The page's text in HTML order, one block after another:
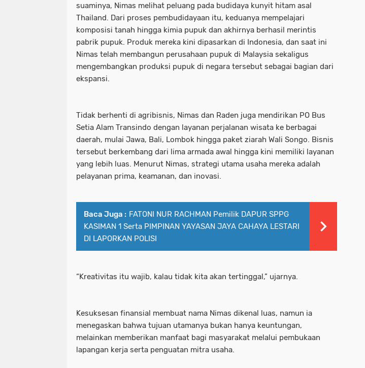
suaminya, Nimas melihat peluang pada budidaya kunyit hitam asal
Thailand. Dari proses pembudidayaan itu, keduanya mempelajari
komposisi tanah hingga kimia pupuk dan akhirnya berhasil merintis
pabrik pupuk. Produk mereka kini dipasarkan di Indonesia, dan saat ini
Nimas telah membangun perusahaan pupuk di Malaysia sekaligus
mengembangkan produksi pupuk di negara tersebut sebagai bagian dari
ekspansi.
Tidak berhenti di agribisnis, Nimas dan Raden juga mendirikan PO Bus
Setia Alam Transindo dengan layanan perjalanan wisata ke berbagai
daerah, mulai Jawa, Bali, Lombok hingga paket ziarah Wali Songo. Bisnis
tersebut berkembang dari lima armada awal hingga kini memiliki layanan
yang lebih luas. Menurut Nimas, strategi utama usaha mereka adalah
pelayanan prima, keamanan, dan inovasi.
Baca Juga : FATONI NUR RACHMAN Pemilik DAPUR SPPG
KASIMAN 1 Serta PIMPINAN YAYASAN JAYA CAHAYA LESTARI
DI LAPORKAN POLISI
“Kreativitas itu wajib, kalau tidak kita akan tertinggal,” ujarnya.
Kesuksesan finansial membuat nama Nimas dikenal luas, namun ia
menegaskan bahwa tujuan utamanya bukan hanya keuntungan,
melainkan memberikan manfaat bagi masyarakat melalui pembukaan
lapangan kerja serta penguatan mitra usaha.